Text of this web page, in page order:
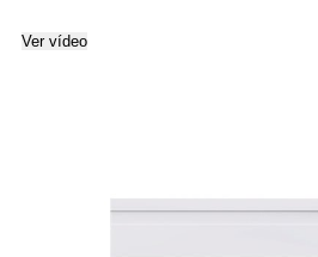
Ver vídeo